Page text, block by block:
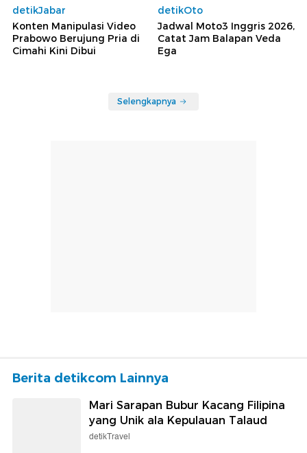
detikJabar
Konten Manipulasi Video
Prabowo Berujung Pria di
Cimahi Kini Dibui
detikOto
Jadwal Moto3 Inggris 2026,
Catat Jam Balapan Veda
Ega
Selengkapnya
Berita detikcom Lainnya
Mari Sarapan Bubur Kacang Filipina
yang Unik ala Kepulauan Talaud
detikTravel